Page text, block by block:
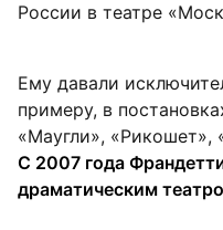
России в театре
Ему давали
примеру, в
«Маугли», «Рикошет»,
С 2007 года
драматическим